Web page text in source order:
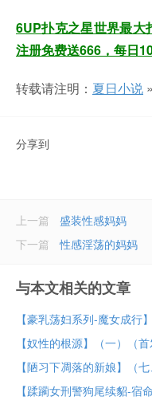
6UP扑克之星世界最大
注册免费送666，每日
转载请注明： 夏日小说 »
分享到
上一篇
盛装性感妈妈
性感淫荡的妈妈
下一篇
与本文相关的文章
【豪乳荡妇系列-魔女成行
【奴性的根源】（一）（首
【陋习下凋落的新娘】（七
【蹂躏女刑警狗尾续貂-宿